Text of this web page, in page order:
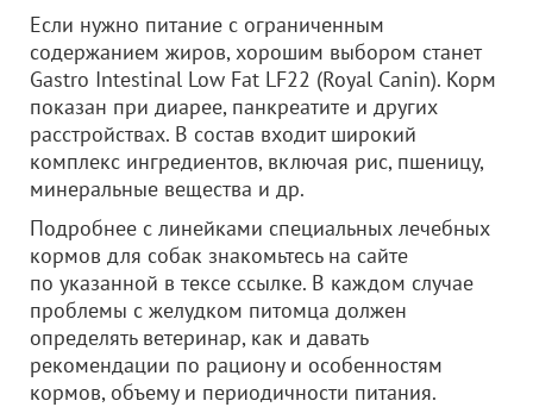
Если нужно питание с ограниченным
содержанием жиров, хорошим выбором станет
Gastro Intestinal Low Fat LF22 (Royal Canin). Корм
показан при диарее, панкреатите и других
расстройствах. В состав входит широкий
комплекс ингредиентов, включая рис, пшеницу,
минеральные вещества и др.
Подробнее с линейками специальных лечебных
кормов для собак знакомьтесь на сайте
по указанной в тексе ссылке. В каждом случае
проблемы с желудком питомца должен
определять ветеринар, как и давать
рекомендации по рациону и особенностям
кормов, объему и периодичности питания.